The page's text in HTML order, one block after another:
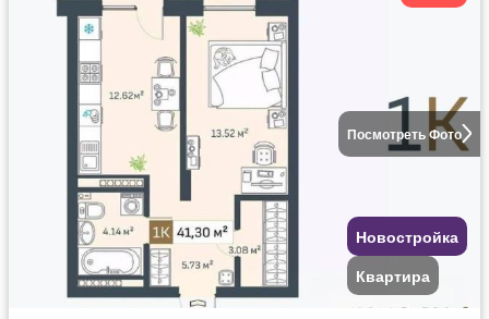
Посмотреть Фото
Новостройка
Квартира